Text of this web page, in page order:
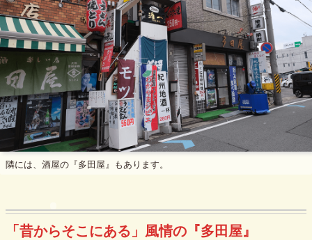
隣には、酒屋の『多田屋』もあります。
「昔からそこにある」風情の『多田屋』